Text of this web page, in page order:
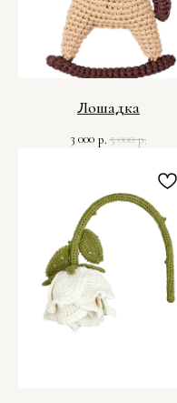
Лошадка
3 000 р. 5 000 р.